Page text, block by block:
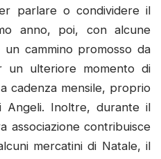
parlare o condividere il
anno, poi, con alcune
un cammino promosso da
un ulteriore momento di
cadenza mensile, proprio
Angeli. Inoltre, durante il
associazione contribuisce
mercatini di Natale, il